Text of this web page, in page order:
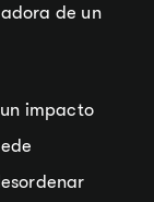
de un
impacto